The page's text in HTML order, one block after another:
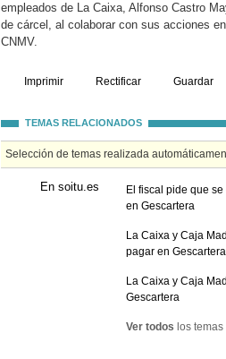
empleados de La Caixa, Alfonso Castro
de cárcel, al colaborar con sus acciones
CNMV.
Imprimir Rectificar Guardar
TEMAS RELACIONADOS
Selección de temas realizada
En soitu.es
El fiscal pide que
en Gescartera
La Caixa y Caja
pagar en Gescartera
La Caixa y Caja
Gescartera
Ver todos los